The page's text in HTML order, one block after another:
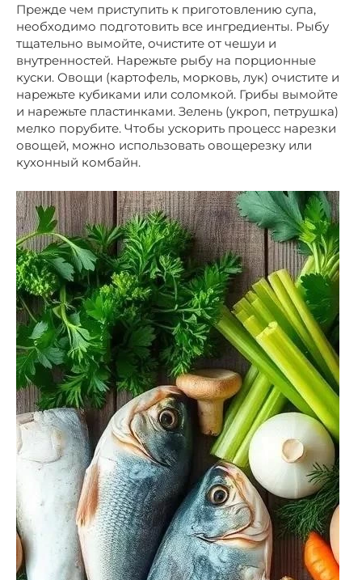
Прежде чем приступить к приготовлению супа,
необходимо подготовить все ингредиенты. Рыбу
тщательно вымойте, очистите от чешуи и
внутренностей. Нарежьте рыбу на порционные
куски. Овощи (картофель, морковь, лук) очистите и
нарежьте кубиками или соломкой. Грибы вымойте
и нарежьте пластинками. Зелень (укроп, петрушка)
мелко порубите. Чтобы ускорить процесс нарезки
овощей, можно использовать овощерезку или
кухонный комбайн.